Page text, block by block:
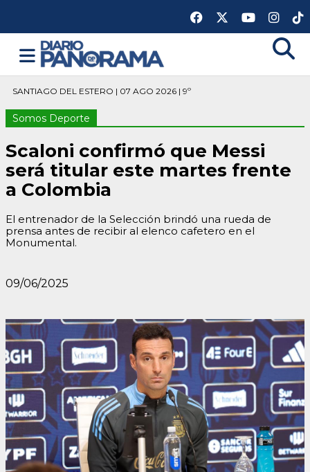
SANTIAGO DEL ESTERO | 07 AGO 2026 | 9º
Somos Deporte
Scaloni confirmó que Messi
será titular este martes frente
a Colombia
El entrenador de la Selección brindó una rueda de
prensa antes de recibir al elenco cafetero en el
Monumental.
09/06/2025